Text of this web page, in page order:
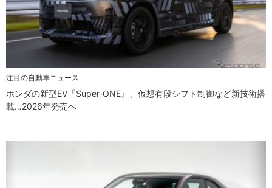
注目の自動車ニュース
ホンダの新型EV『Super-ONE』、仮想有段シフト制御など新技術搭
載…2026年発売へ